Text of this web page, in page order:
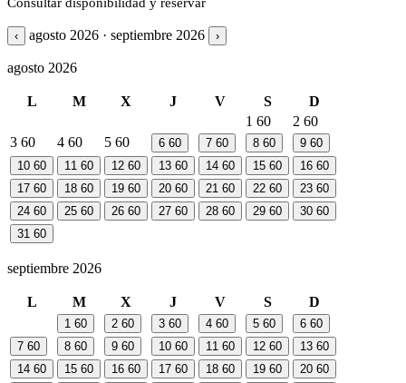
‹ agosto 2026 · septiembre 2026 ›
agosto 2026
L M X J V S
D
1 60 2 60
3 60 4 60 5 60 6 60 7 60 8 60 9 60
10 60 11 60 12 60 13 60 14 60 15 60 16 60
17 60 18 60 19 60 20 60 21 60 22 60 23 60
24 60 25 60 26 60 27 60 28 60 29 60 30 60
31 60
septiembre 2026
L M X J V S D
1 60 2 60 3 60 4 60 5 60 6 60
7 60 8 60 9 60 10 60 11 60 12 60 13 60
14 60 15 60 16 60 17 60 18 60 19 60 20 60